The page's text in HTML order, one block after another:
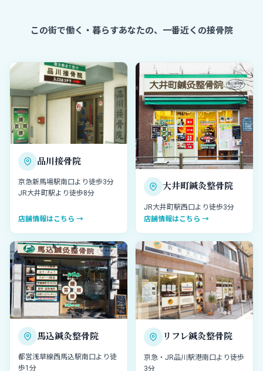
この街で働く・暮らすあなたの、一番近くの接骨院
品川接骨院
京急新馬場駅南口より徒歩3分
JR大井町駅より徒歩8分
店舗情報はこちら →
大井町鍼灸整骨院
JR大井町駅西口より徒歩3分
店舗情報はこちら →
馬込鍼灸整骨院
都営浅草線西馬込駅南口より徒
歩1分
リフレ鍼灸整骨院
京急・JR品川駅港南口より徒歩
3分